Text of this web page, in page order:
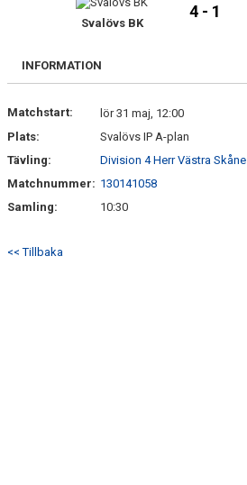
DOKUMENT
Svalövs BK
4 - 1
INFORMATION
Matchstart:
lör 31 maj, 12:00
Plats:
Svalövs IP A-plan
Tävling:
Division 4 Herr Västra Skåne
Matchnummer: 130141058
Samling:
10:30
<< Tillbaka